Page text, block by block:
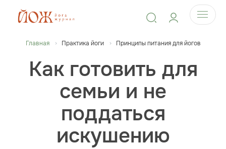
Главная Практика йоги Принципы питания для йогов
Как готовить для
семьи и не
поддаться
искушению